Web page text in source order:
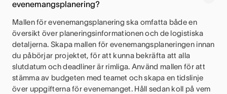
evenemangsplanering?
Mallen för evenemangsplanering ska omfatta både en
översikt över planeringsinformationen och de logistiska
detaljerna. Skapa mallen för evenemangsplaneringen innan
du påbörjar projektet, för att kunna bekräfta att alla
slutdatum och deadliner är rimliga. Använd mallen för att
stämma av budgeten med teamet och skapa en tidslinje
över uppgifterna för evenemanget. Håll sedan koll på vem